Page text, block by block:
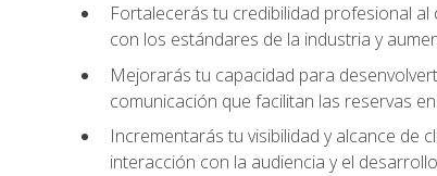
Fortalecerás tu credibilidad profesional
con los estándares de la industria y
Mejorarás tu capacidad para
comunicación que facilitan las reservas
Incrementarás tu visibilidad y alcance de
interacción con la audiencia y el